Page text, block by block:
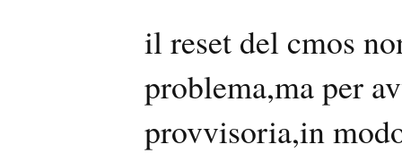
il reset del cmos
problema,ma per
provvisoria,in